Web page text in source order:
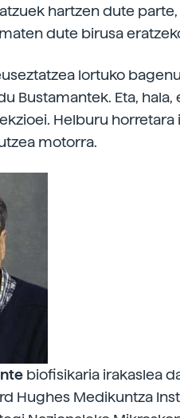
hartzen dute
dute birusa
lortuko
Bustamantek. Eta,
Helburu horretara
motorra.
biofisikaria irakaslea
Hughes Medikuntza